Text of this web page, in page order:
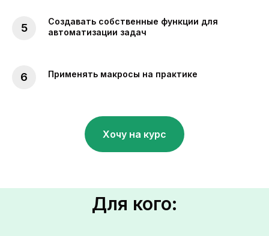
Создавать собственные функции для
автоматизации задач
Применять макросы на практике
Хочу на курс
Для кого: